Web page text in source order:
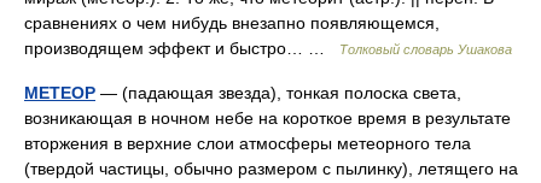
сравнениях о чем нибудь внезапно появляющемся,
производящем эффект и быстро… …
Толковый словарь Ушакова
МЕТЕОР — (падающая звезда), тонкая полоска света,
возникающая в ночном небе на короткое время в результате
вторжения в верхние слои атмосферы метеорного тела
(твердой частицы, обычно размером с пылинку), летящего на